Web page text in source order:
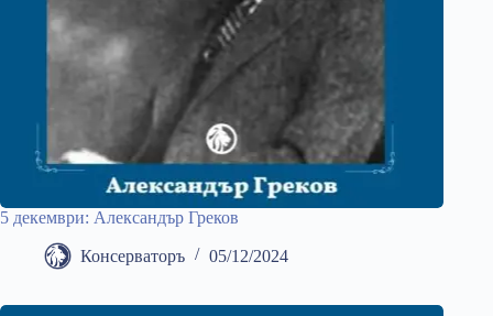
5 декември: Александър Греков
Консерваторъ 05/12/2024